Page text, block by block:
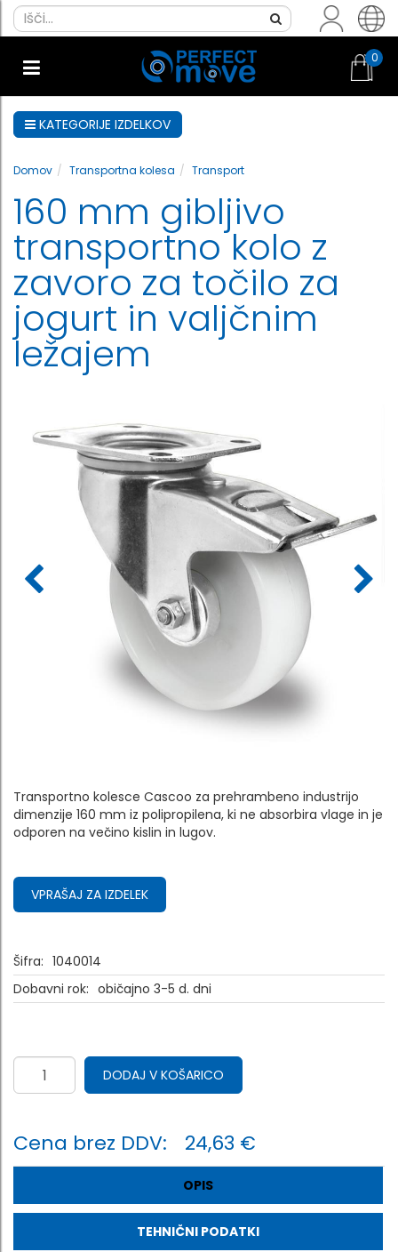
0
KATEGORIJE IZDELKOV
Domov Transportna kolesa Transport
160 mm gibljivo
transportno kolo z
zavoro za točilo za
jogurt in valjčnim
ležajem
Transportno kolesce Cascoo za prehrambeno industrijo
dimenzije 160 mm iz polipropilena, ki ne absorbira vlage in je
odporen na večino kislin in lugov.
VPRAŠAJ ZA IZDELEK
Šifra: 1040014
Dobavni rok: običajno 3-5 d. dni
DODAJ V KOŠARICO
Cena brez DDV: 24,63 €
OPIS
TEHNIČNI PODATKI